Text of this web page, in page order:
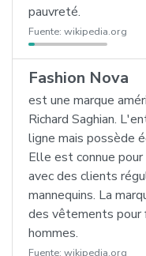
pauvreté.
Fuente: wikipedia.org
Fashion Nova
est une marque
Richard Saghian.
ligne mais possède
Elle est connue
avec des clients
mannequins. La
des vêtements pour
hommes.
Fuente: wikipedia.org